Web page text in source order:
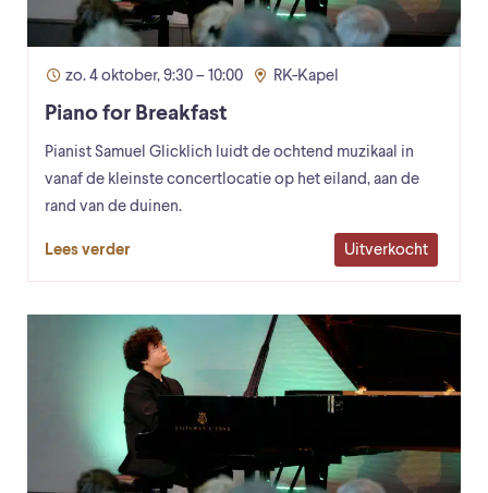
zo. 4 oktober, 9:30 – 10:00 RK-Kapel
Piano for Breakfast
Pianist Samuel Glicklich luidt de ochtend muzikaal in
vanaf de kleinste concertlocatie op het eiland, aan de
rand van de duinen.
Lees verder Uitverkocht